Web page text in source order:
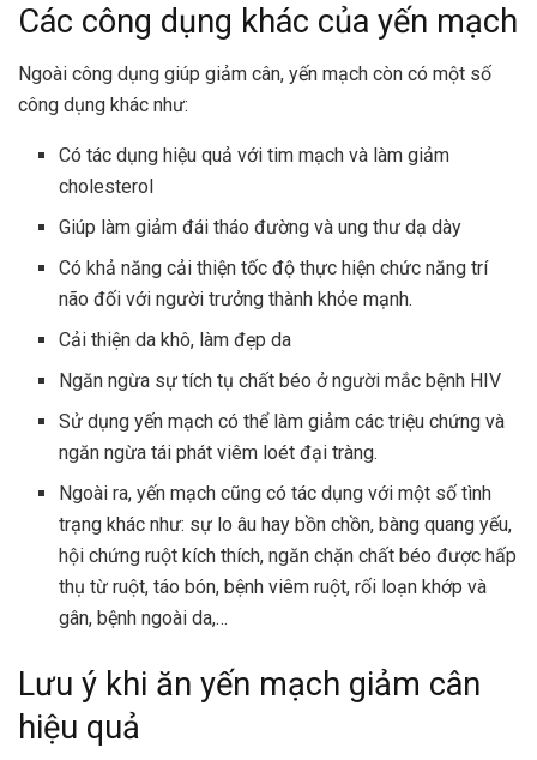
Các công dụng khác của yến mạch
Ngoài công dụng giúp giảm cân, yến mạch còn có một số
công dụng khác như:
Có tác dụng hiệu quả với tim mạch và làm giảm
cholesterol
Giúp làm giảm đái tháo đường và ung thư dạ dày
Có khả năng cải thiện tốc độ thực hiện chức năng trí
não đối với người trưởng thành khỏe mạnh.
Cải thiện da khô, làm đẹp da
Ngăn ngừa sự tích tụ chất béo ở người mắc bệnh HIV
Sử dụng yến mạch có thể làm giảm các triệu chứng và
ngăn ngừa tái phát viêm loét đại tràng.
Ngoài ra, yến mạch cũng có tác dụng với một số tình
trạng khác như: sự lo âu hay bồn chồn, bàng quang yếu,
hội chứng ruột kích thích, ngăn chặn chất béo được hấp
thụ từ ruột, táo bón, bệnh viêm ruột, rối loạn khớp và
gân, bệnh ngoài da,…
Lưu ý khi ăn yến mạch giảm cân
hiệu quả